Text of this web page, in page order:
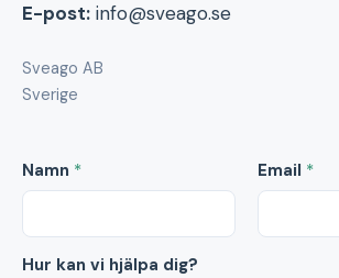
E-post: info@sveago.se
Sveago AB
Sverige
Namn * Email *
Hur kan vi hjälpa dig?